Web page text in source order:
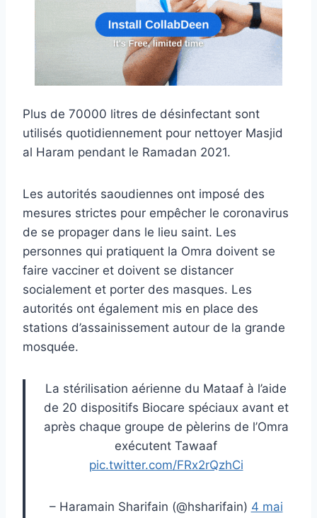
Plus de 70000 litres de désinfectant sont
utilisés quotidiennement pour nettoyer Masjid
al Haram pendant le Ramadan 2021.
Les autorités saoudiennes ont imposé des
mesures strictes pour empêcher le coronavirus
de se propager dans le lieu saint. Les
personnes qui pratiquent la Omra doivent se
faire vacciner et doivent se distancer
socialement et porter des masques. Les
autorités ont également mis en place des
stations d’assainissement autour de la grande
mosquée.
La stérilisation aérienne du Mataaf à l’aide
de 20 dispositifs Biocare spéciaux avant et
après chaque groupe de pèlerins de l’Omra
exécutent Tawaaf
pic.twitter.com/FRx2rQzhCi
– Haramain Sharifain (@hsharifain) 4 mai